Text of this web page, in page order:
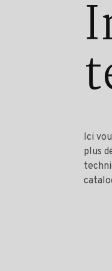
Ici
plus